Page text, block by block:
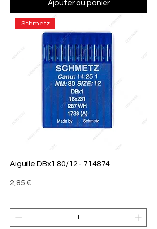
Ajouter au panier
Schmetz
Aiguille DBx1 80/12 - 714874
Prix
2,85 €